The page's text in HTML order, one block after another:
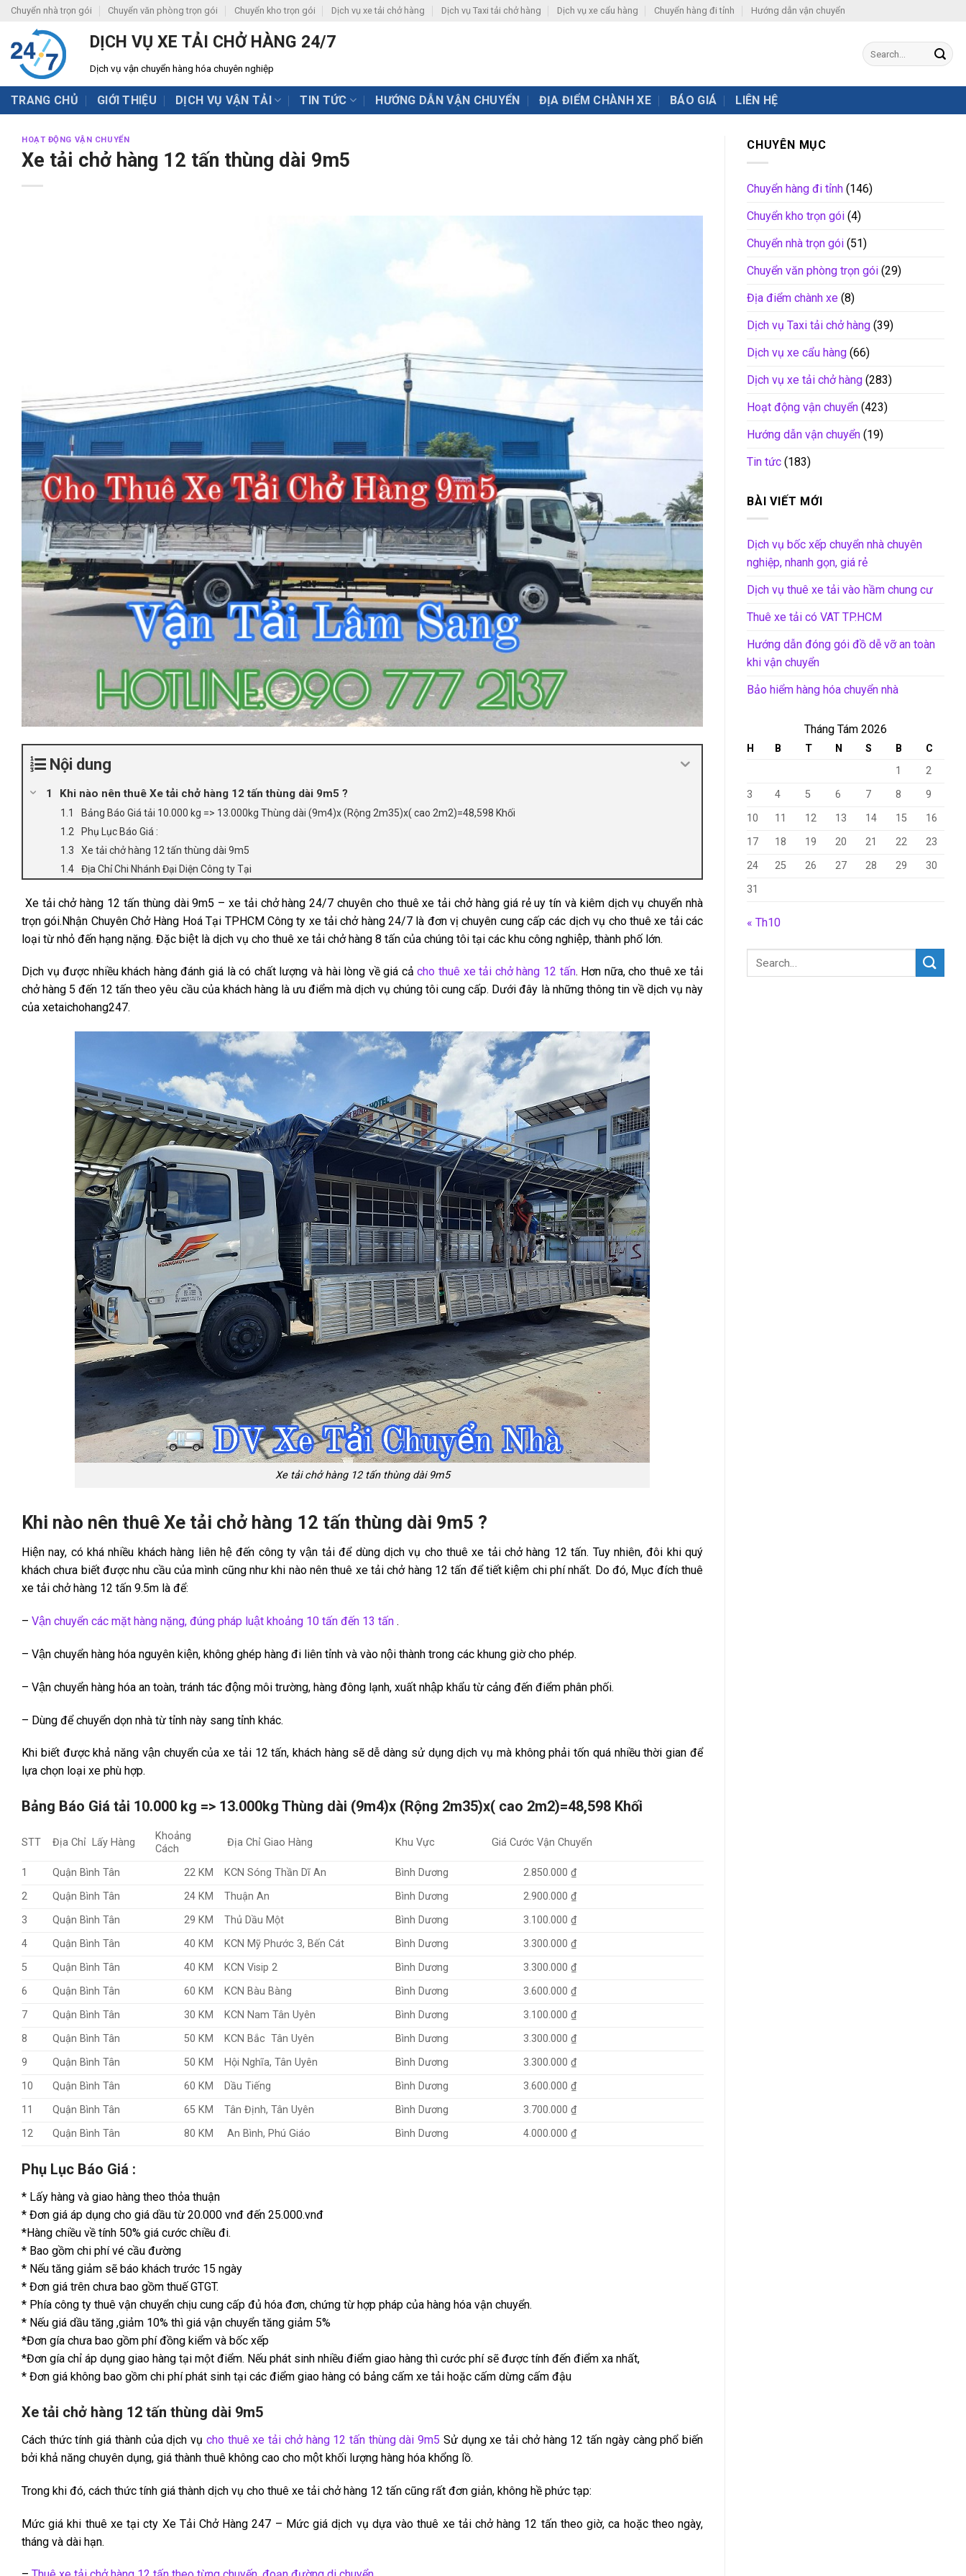
Skip
content
Chuyển nhà trọn gói Chuyển văn phòng trọn gói Chuyển kho trọn gói Dịch vụ xe tải chở hàng Dịch vụ Taxi tải chở hàng Dịch vụ xe cẩu hàng Chuyển hàng đi tỉnh Hướng dẫn vận chuyển
DỊCH VỤ XE TẢI CHỞ HÀNG 24/7
Dịch vụ vận chuyển hàng hóa chuyên nghiệp
TRANG CHỦ GIỚI THIỆU DỊCH VỤ VẬN TẢI TIN TỨC HƯỚNG DẪN VẬN CHUYỂN ĐỊA ĐIỂM CHÀNH XE BÁO GIÁ LIÊN HỆ
HOẠT ĐỘNG VẬN CHUYỂN
Xe tải chở hàng 12 tấn thùng dài 9m5
Nội dung
Khi nào nên thuê Xe tải chở hàng 12 tấn thùng dài 9m5 ?
Bảng Báo Giá tải 10.000 kg => 13.000kg Thùng dài (9m4)x (Rộng 2m35)x( cao 2m2)=48,598 Khối
Phụ Lục Báo Giá :
Xe tải chở hàng 12 tấn thùng dài 9m5
Địa Chỉ Chi Nhánh Đại Diện Công ty Tại
Xe tải chở hàng 12 tấn thùng dài 9m5 – xe tải chở hàng 24/7 chuyên cho thuê xe tải chở hàng giá rẻ uy tín và kiêm dịch vụ chuyển nhà
trọn gói.Nhận Chuyên Chở Hàng Hoá Tại TPHCM Công ty xe tải chở hàng 24/7 là đơn vị chuyên cung cấp các dịch vụ cho thuê xe tải các
loại từ nhỏ đến hạng nặng. Đặc biệt là dịch vụ cho thuê xe tải chở hàng 8 tấn của chúng tôi tại các khu công nghiệp, thành phố lớn.
Dịch vụ được nhiều khách hàng đánh giá là có chất lượng và hài lòng về giá cảcho thuê xe tải chở hàng 12 tấn. Hơn nữa, cho thuê xe tải
chở hàng 5 đến 12 tấn theo yêu cầu của khách hàng là ưu điểm mà dịch vụ chúng tôi cung cấp. Dưới đây là những thông tin về dịch vụ này
của xetaichohang247.
Xe tải chở hàng 12 tấn thùng dài 9m5
Khi nào nên thuê Xe tải chở hàng 12 tấn thùng dài 9m5 ?
Hiện nay, có khá nhiều khách hàng liên hệ đến công ty vận tải để dùng dịch vụ cho thuê xe tải chở hàng 12 tấn. Tuy nhiên, đôi khi quý
khách chưa biết được nhu cầu của mình cũng như khi nào nên thuê xe tải chở hàng 12 tấn để tiết kiệm chi phí nhất. Do đó, Mục đích thuê
xe tải chở hàng 12 tấn 9.5m là để:
– Vận chuyển các mặt hàng nặng, đúng pháp luật khoảng 10 tấn đến 13 tấn .
– Vận chuyển hàng hóa nguyên kiện, không ghép hàng đi liên tỉnh và vào nội thành trong các khung giờ cho phép.
– Vận chuyển hàng hóa an toàn, tránh tác động môi trường, hàng đông lạnh, xuất nhập khẩu từ cảng đến điểm phân phối.
– Dùng để chuyển dọn nhà từ tỉnh này sang tỉnh khác.
Khi biết được khả năng vận chuyển của xe tải 12 tấn, khách hàng sẽ dễ dàng sử dụng dịch vụ mà không phải tốn quá nhiều thời gian để
lựa chọn loại xe phù hợp.
Bảng Báo Giá tải 10.000 kg => 13.000kg Thùng dài (9m4)x (Rộng 2m35)x( cao 2m2)=48,598 Khối
STT Địa Chỉ Lấy Hàng
Khoảng
Cách
Địa Chỉ Giao Hàng Khu Vực Giá Cước Vận Chuyển
1 Quận Bình Tân 22 KM KCN Sóng Thần Dĩ An Bình Dương
2.850.000 ₫
2
Quận Bình Tân 24 KM Thuận An Bình Dương
2.900.000 ₫
3
Quận Bình Tân 29 KM Thủ Dầu Một Bình Dương
3.100.000 ₫
4
Quận Bình Tân 40 KM KCN Mỹ Phước 3, Bến Cát Bình Dương
3.300.000 ₫
5
Quận Bình Tân 40 KM KCN Visip 2 Bình Dương
3.300.000 ₫
6
Quận Bình Tân 60 KM KCN Bàu Bàng Bình Dương
3.600.000 ₫
7
Quận Bình Tân 30 KM KCN Nam Tân Uyên Bình Dương
3.100.000 ₫
8
Quận Bình Tân 50 KM KCN Bắc Tân Uyên Bình Dương
3.300.000 ₫
9
Quận Bình Tân 50 KM Hội Nghĩa, Tân Uyên Bình Dương
3.300.000 ₫
10
Quận Bình Tân 60 KM Dầu Tiếng Bình Dương
3.600.000 ₫
11
Quận Bình Tân 65 KM Tân Định, Tân Uyên Bình Dương
3.700.000 ₫
12
Quận Bình Tân 80 KM An Bình, Phú Giáo Bình Dương 4.000.000 ₫
Phụ Lục Báo Giá :
* Lấy hàng và giao hàng theo thỏa thuận
* Đơn giá áp dụng cho giá dầu từ 20.000 vnđ đến 25.000.vnđ
*Hàng chiều về tính 50% giá cước chiều đi.
* Bao gồm chi phí vé cầu đường
* Nếu tăng giảm sẽ báo khách trước 15 ngày
* Đơn giá trên chưa bao gồm thuế GTGT.
* Phía công ty thuê vận chuyển chịu cung cấp đủ hóa đơn, chứng từ hợp pháp của hàng hóa vận chuyển.
* Nếu giá dầu tăng ,giảm 10% thì giá vận chuyển tăng giảm 5%
*Đơn gía chưa bao gồm phí đồng kiểm và bốc xếp
*Đơn gía chỉ áp dụng giao hàng tại một điểm. Nếu phát sinh nhiều điểm giao hàng thì cước phí sẽ được tính đến điểm xa nhất,
* Đơn giá không bao gồm chi phí phát sinh tại các điểm giao hàng có bảng cấm xe tải hoặc cấm dừng cấm đậu
Xe tải chở hàng 12 tấn thùng dài 9m5
Cách thức tính giá thành của dịch vụ cho thuê xe tải chở hàng 12 tấn thùng dài 9m5 Sử dụng xe tải chở hàng 12 tấn ngày càng phổ biến
bởi khả năng chuyên dụng, giá thành thuê không cao cho một khối lượng hàng hóa khổng lồ.
Trong khi đó, cách thức tính giá thành dịch vụ cho thuê xe tải chở hàng 12 tấn cũng rất đơn giản, không hề phức tạp:
Mức giá khi thuê xe tại cty Xe Tải Chở Hàng 247 – Mức giá dịch vụ dựa vào thuê xe tải chở hàng 12 tấn theo giờ, ca hoặc theo ngày,
tháng và dài hạn.
CHUYÊN MỤC
Chuyển hàng đi tỉnh (146)
Chuyển kho trọn gói (4)
Chuyển nhà trọn gói (51)
Chuyển văn phòng trọn gói (29)
Địa điểm chành xe (8)
Dịch vụ Taxi tải chở hàng (39)
Dịch vụ xe cẩu hàng (66)
Dịch vụ xe tải chở hàng (283)
Hoạt động vận chuyển (423)
Hướng dẫn vận chuyển (19)
Tin tức (183)
BÀI VIẾT MỚI
Dịch vụ bốc xếp chuyển nhà chuyên
nghiệp, nhanh gọn, giá rẻ
Dịch vụ thuê xe tải vào hầm chung cư
Thuê xe tải có VAT TP.HCM
Hướng dẫn đóng gói đồ dễ vỡ an toàn
khi vận chuyển
Bảo hiểm hàng hóa chuyển nhà
Tháng Tám 2026
H B T N S B
C
1
2
3
4 5 6 7 8
9
10
11 12 13 14 15
16
17
18 19 20 21 22
23
24
25 26 27 28 29
30
31
« Th10